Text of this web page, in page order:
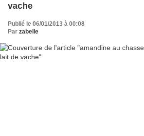
vache
Publié le 06/01/2013 à 00:08
Par zabelle